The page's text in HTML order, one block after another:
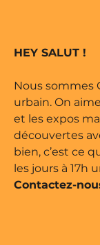
édité par
HEY SALUT !
Nous sommes
urbain. On
et les expos
découvertes
bien, c’est ce
les jours à 17h
Contactez-